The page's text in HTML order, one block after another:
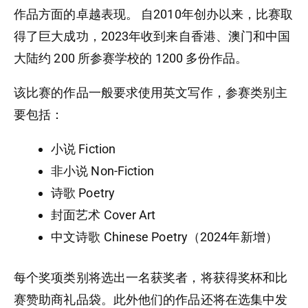
作品方面的卓越表现。 自2010年创办以来，比赛取
得了巨大成功，2023年收到来自香港、澳门和中国
大陆约 200 所参赛学校的 1200 多份作品。
该比赛的作品一般要求使用英文写作，参赛类别主
要包括：
小说 Fiction
非小说 Non-Fiction
诗歌 Poetry
封面艺术 Cover Art
中文诗歌 Chinese Poetry（2024年新增）
每个奖项类别将选出一名获奖者，将获得奖杯和比
赛赞助商礼品袋。此外他们的作品还将在选集中发